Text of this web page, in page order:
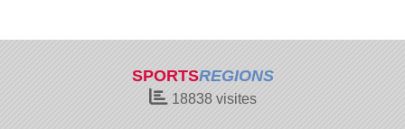
SPORTSREGIONS
18838visites